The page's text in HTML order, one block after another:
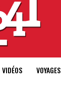
VIDÉOS VOYAGES